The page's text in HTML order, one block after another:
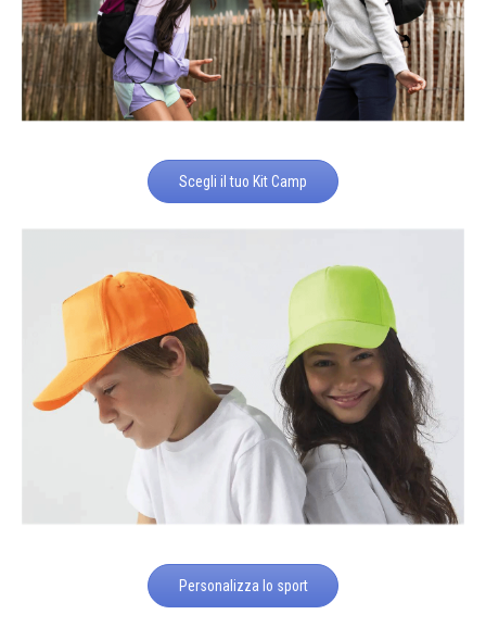
Scegli il tuo Kit Camp
Personalizza lo sport